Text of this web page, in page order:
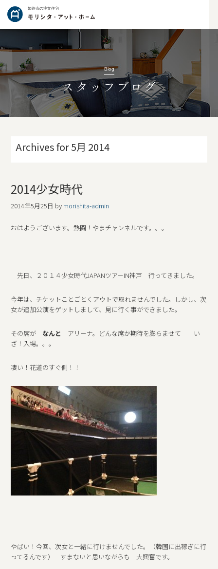
姫路市の注文住宅
Blog
スタッフブログ
Archives for 5月 2014
2014少女時代
2014年5月25日 by morishita-admin
おはようございます。熱闘！やまチャンネルです。。。
先日、２０１４少女時代JAPANツアーIN神戸 行ってきました。
今年は、チケットことごとくアウトで取れませんでした。しかし、次
女が追加公演をゲットしまして、見に行く事ができました。
その席が なんと アリーナ。どんな席か期待を膨らませて い
ざ！入場。。。
凄い！花道のすぐ側！！
やばい！今回、次女と一緒に行けませんでした。（韓国に出稼ぎに行
ってるんです） すまないと思いながらも 大興奮です。